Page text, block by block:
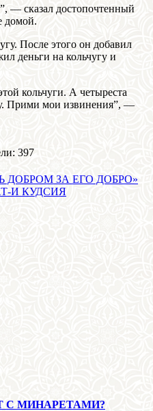
— сказал достопочтенный
домой.
После этого он добавил
деньги на кольчугу и
кольчуги. А четыреста
Прими мои извинения”, —
397
ДОБРОМ ЗА ЕГО ДОБРО»
И КУДСИЯ
С МИНАРЕТАМИ?